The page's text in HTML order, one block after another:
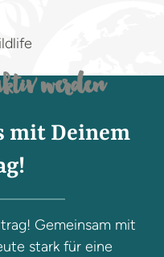
werden
mit Deinem
Gemeinsam mit
stark für eine